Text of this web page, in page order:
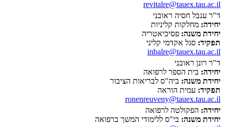
revitalre@tauex.tau.ac.il
ד"ר ענבל חסיה ראובני
יחידה: מחלקות קליניות
יחידת משנה: פסיכיאטריה
תפקיד: סגל אקדמי קליני
inbalre@tauex.tau.ac.il
ד"ר רונן ראובני
יחידה: בית הספר לרפואה
יחידת משנה: ביה"ס לבריאות הציבור
תפקיד: עמית הוראה
ronenreuveny@tauex.tau.ac.il
יחידה: הפקולטה לרפואה
יחידת משנה: בי"ס ללימודי המשך ברפואה